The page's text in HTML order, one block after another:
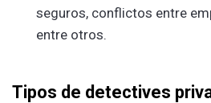
seguros, conflictos entre
entre otros.
Tipos de detectives